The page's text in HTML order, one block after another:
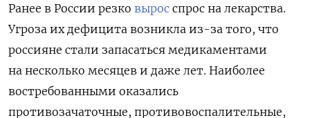
Ранее в России резко вырос спрос на лекарства.
Угроза их дефицита возникла из-за того, что
россияне стали запасаться медикаментами
на несколько месяцев и даже лет. Наиболее
востребованными оказались
противозачаточные, противовоспалительные,